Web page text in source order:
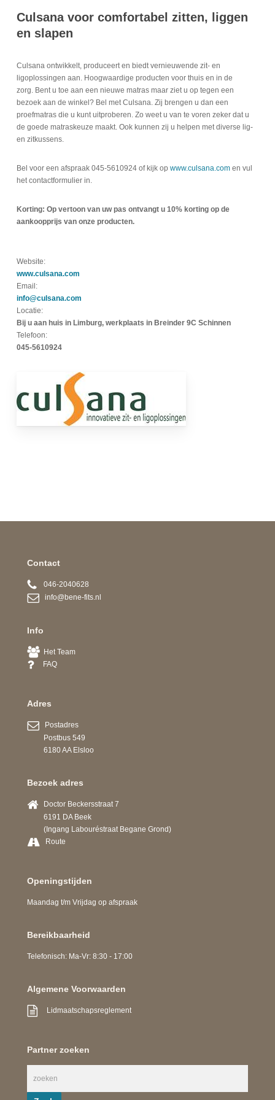
Culsana voor comfortabel zitten, liggen
en slapen
Culsana ontwikkelt, produceert en biedt vernieuwende zit- en
ligoplossingen aan. Hoogwaardige producten voor thuis en in de
zorg. Bent u toe aan een nieuwe matras maar ziet u op tegen een
bezoek aan de winkel? Bel met Culsana. Zij brengen u dan een
proefmatras die u kunt uitproberen. Zo weet u van te voren zeker dat u
de goede matraskeuze maakt. Ook kunnen zij u helpen met diverse lig-
en zitkussens.
Bel voor een afspraak 045-5610924 of kijk op www.culsana.comen vul
het contactformulier in.
Korting: Op vertoon van uw pas ontvangt u 10% korting op de
aankoopprijs van onze producten.
Website:
www.culsana.com
Email:
info@culsana.com
Locatie:
Bij u aan huis in Limburg, werkplaats in Breinder 9C Schinnen
Telefoon:
045-5610924
Contact
046-2040628
info@bene-fits.nl
Info
Het Team
FAQ
Adres
Postadres
Postbus 549
6180 AA Elsloo
Bezoek adres
Doctor Beckersstraat 7
6191 DA Beek
(Ingang Labouréstraat Begane Grond)
Route
Openingstijden
Maandag t/m Vrijdag op afspraak
Bereikbaarheid
Telefonisch: Ma-Vr: 8:30 - 17:00
Algemene Voorwaarden
Lidmaatschapsreglement
Partner zoeken